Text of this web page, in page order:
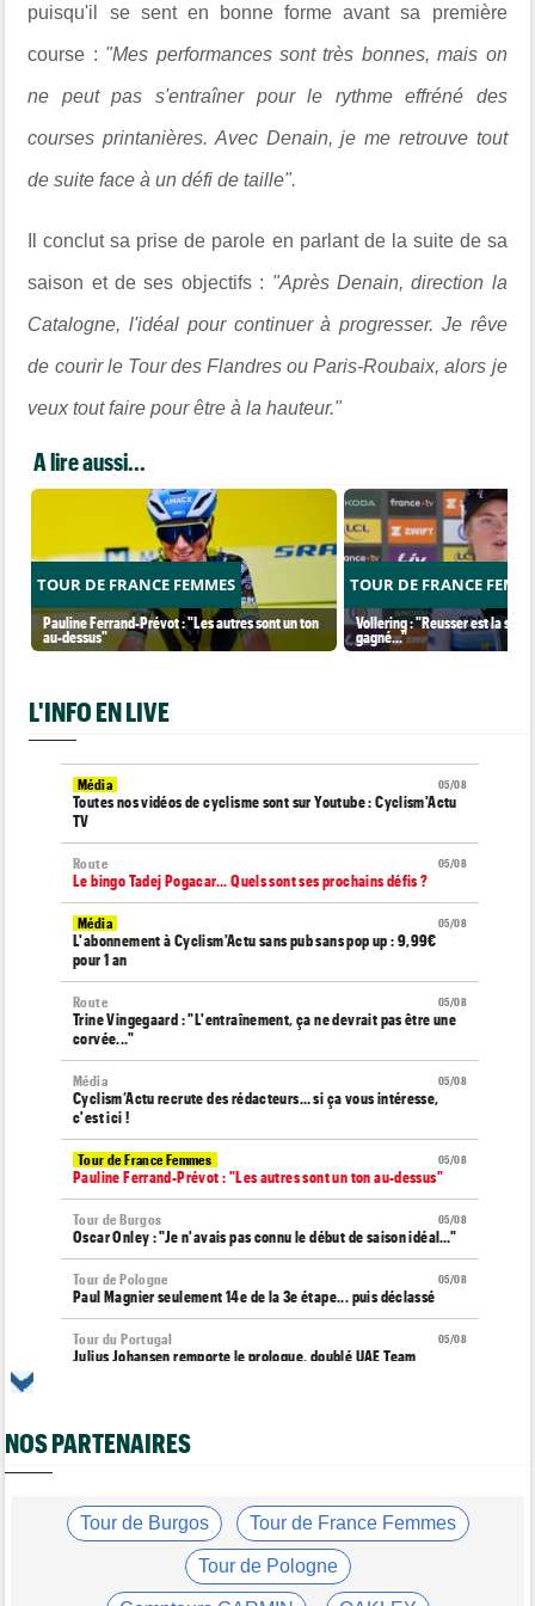
puisqu'il se sent en bonne forme avant sa première
course : "Mes performances sont très bonnes, mais on
ne peut pas s'entraîner pour le rythme effréné des
courses printanières. Avec Denain, je me retrouve tout
de suite face à un défi de taille".
Il conclut sa prise de parole en parlant de la suite de sa
saison et de ses objectifs : "Après Denain, direction la
Catalogne, l'idéal pour continuer à progresser. Je rêve
de courir le Tour des Flandres ou Paris-Roubaix, alors je
veux tout faire pour être à la hauteur."
A lire aussi...
TOUR DE FRANCE FEMMES
Pauline Ferrand-Prévot : "Les autres sont un ton
au-dessus"
TOUR DE FRANCE
Vollering : "Reusser est la
gagné..."
L'INFO EN LIVE
05/08
Média
Toutes nos vidéos de cyclisme sont sur Youtube : Cyclism'Actu
TV
05/08
Route
Le bingo Tadej Pogacar... Quels sont ses prochains défis ?
05/08
Média
L'abonnement à Cyclism'Actu sans pub sans pop up : 9,99€
pour 1 an
05/08
Route
Trine Vingegaard : "L'entraînement, ça ne devrait pas être une
corvée..."
05/08
Média
Cyclism’Actu recrute des rédacteurs… si ça vous intéresse,
c'est ici !
05/08
Tour de France Femmes
Pauline Ferrand-Prévot : "Les autres sont un ton au-dessus"
05/08
Tour de Burgos
Oscar Onley : "Je n'avais pas connu le début de saison idéal…"
05/08
Tour de Pologne
Paul Magnier seulement 14e de la 3e étape... puis déclassé
05/08
Tour du Portugal
Julius Johansen remporte le prologue, doublé UAE Team
Marlen Reusser : "C'était différent du Mont Ventoux..."
WorldTour
Tour de France Femmes
Vollering : "Reusser est la seule qui n'a jamais gagné..."
NOS PARTENAIRES
Tour de Burgos Tour de France Femmes
Tour de Pologne